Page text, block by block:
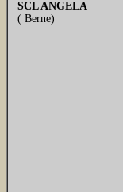
SCL ANGELA
( Berne)